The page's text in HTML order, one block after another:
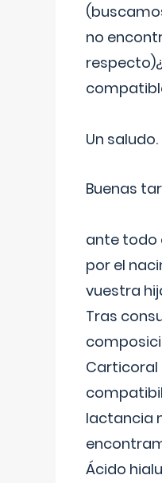
no
Un saludo.
Buenas
ante todo
por el
vuestra
Tras
Carticoral
lactancia
Ácido